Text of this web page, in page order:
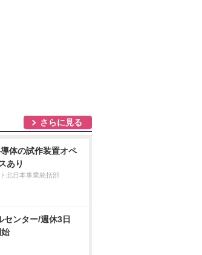
さらに見る
体の試作装置オペ
あり
北日本事業統括部
センター/週休3日